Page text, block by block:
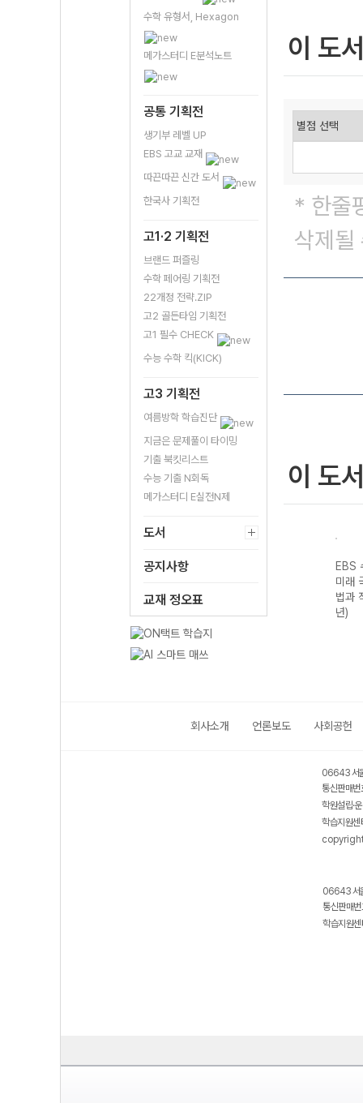
수학 유형서, Hexagon
메가스터디 E분석노트
공통 기획전
생기부 레벨 UP
EBS 고교 교재
따끈따끈 신간 도서
한국사 기획전
고1·2 기획전
브랜드 퍼즐링
수학 페어링 기획전
22개정 전략.ZIP
고2 골든타임 기획전
고1 필수 CHECK
수능 수학 킥(KICK)
고3 기획전
여름방학 학습진단
지금은 문제풀이 타이밍
기출 북킷리스트
수능 기출 N회독
메가스터디 E실전N제
도서
공지사항
교재 정오표
이 도
* 한줄
삭제될
이 도
EBS 수능 기출의
적분 (2026년)
EBS
미래
법과
년)
회사소개 언론보도 사회공헌
06643 서
통신판매
학원설립·
학습지원
06643 서
통신판매
학습지원